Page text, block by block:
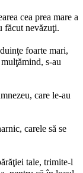
cea prea mare a
făcut nevăzuţi.
foarte mari,
s-au
care le-au
carele să se
tale, trimite-l